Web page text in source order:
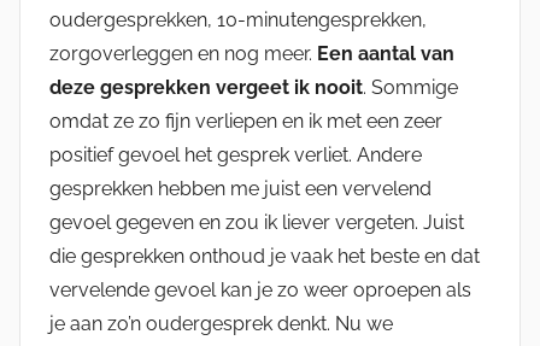
oudergesprekken, 10-minutengesprekken,
zorgoverleggen en nog meer. Een aantal van
deze gesprekken vergeet ik nooit. Sommige
omdat ze zo fijn verliepen en ik met een zeer
positief gevoel het gesprek verliet. Andere
gesprekken hebben me juist een vervelend
gevoel gegeven en zou ik liever vergeten. Juist
die gesprekken onthoud je vaak het beste en dat
vervelende gevoel kan je zo weer oproepen als
je aan zo’n oudergesprek denkt. Nu we